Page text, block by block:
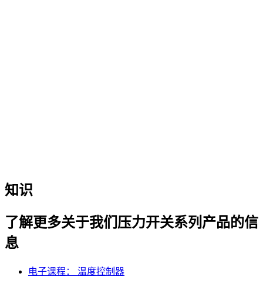
知识
了解更多关于我们压力开关系列产品的信
息
电子课程： 温度控制器